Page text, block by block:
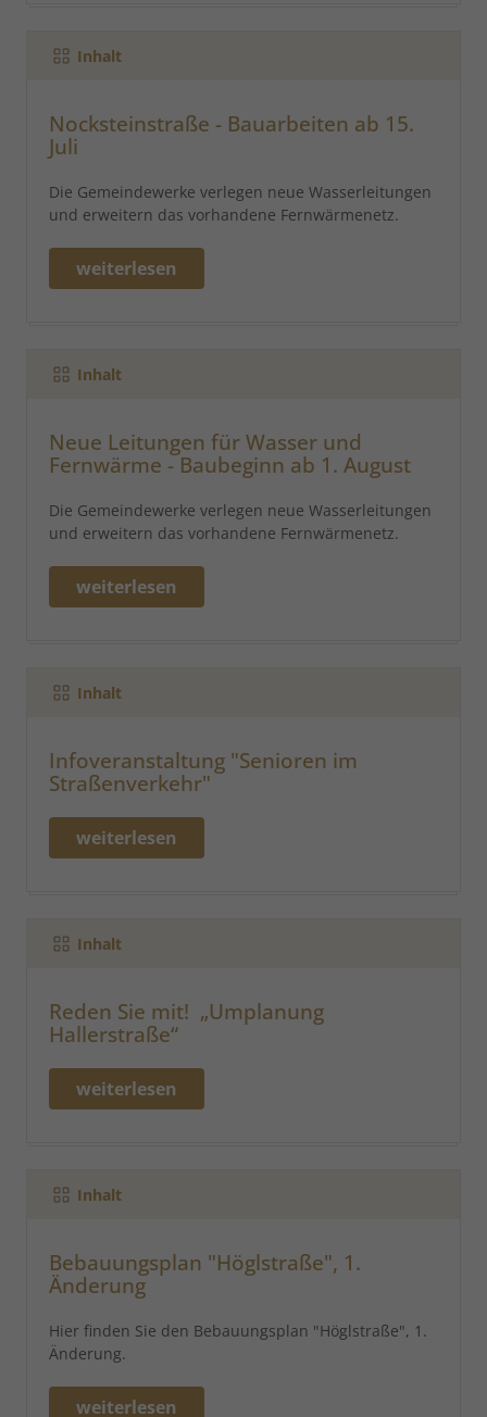
Inhalt
Nocksteinstraße - Bauarbeiten ab 15.
Juli
Die Gemeindewerke verlegen neue Wasserleitungen
und erweitern das vorhandene Fernwärmenetz.
weiterlesen
Inhalt
Neue Leitungen für Wasser und
Fernwärme - Baubeginn ab 1. August
Die Gemeindewerke verlegen neue Wasserleitungen
und erweitern das vorhandene Fernwärmenetz.
weiterlesen
Inhalt
Infoveranstaltung "Senioren im
Straßenverkehr"
weiterlesen
Inhalt
Reden Sie mit! „Umplanung
Hallerstraße“
weiterlesen
Inhalt
Bebauungsplan "Höglstraße", 1.
Änderung
Hier finden Sie den Bebauungsplan "Höglstraße", 1.
Änderung.
weiterlesen